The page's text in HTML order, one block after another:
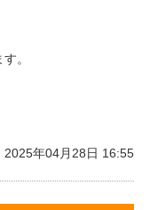
。
2025年04月28日 16:55